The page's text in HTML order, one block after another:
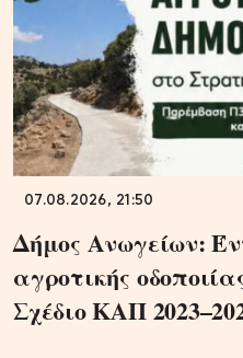
07.08.2026, 21:50
Δήμος Ανωγείων:
αγροτικής
Σχέδιο ΚΑΠ